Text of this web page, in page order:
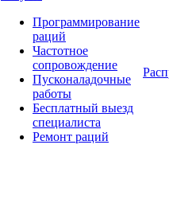
Программирование
раций
Частотное
сопровождение
Пусконаладочные
работы
Бесплатный выезд
специалиста
Ремонт раций